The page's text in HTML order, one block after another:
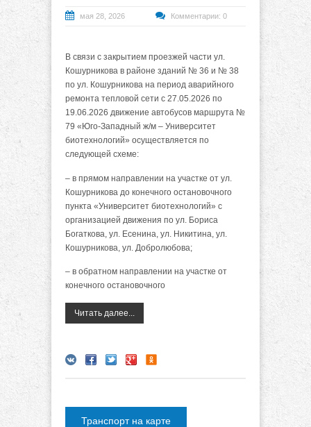
мая 28, 2026 Комментарии: 0
В связи с закрытием проезжей части ул.
Кошурникова в районе зданий № 36 и № 38
по ул. Кошурникова на период аварийного
ремонта тепловой сети с 27.05.2026 по
19.06.2026 движение автобусов маршрута №
79 «Юго-Западный ж/м – Университет
биотехнологий» осуществляется по
следующей схеме:
– в прямом направлении на участке от ул.
Кошурникова до конечного остановочного
пункта «Университет биотехнологий» с
организацией движения по ул. Бориса
Богаткова, ул. Есенина, ул. Никитина, ул.
Кошурникова, ул. Добролюбова;
– в обратном направлении на участке от
конечного остановочного
Читать далее...
Транспорт на карте